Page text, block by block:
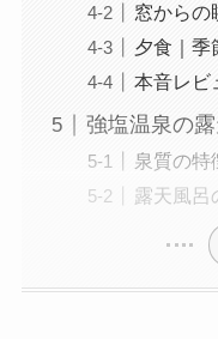
窓からの
夕食｜季
本音レビ
強塩温泉の
泉質の特
露天風呂